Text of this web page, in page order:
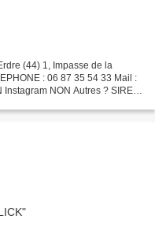
(44) 1, Impasse de la
: 06 87 35 54 33 Mail :
NON Autres ? SIRET